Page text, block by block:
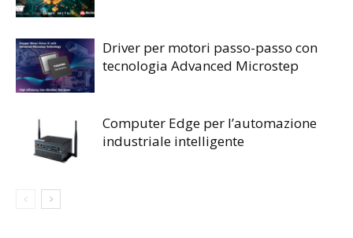
Driver per motori passo-passo con
tecnologia Advanced Microstep
Computer Edge per l’automazione
industriale intelligente